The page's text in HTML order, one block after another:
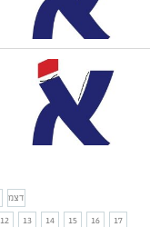
דצמ
12 13 14 15 16
17